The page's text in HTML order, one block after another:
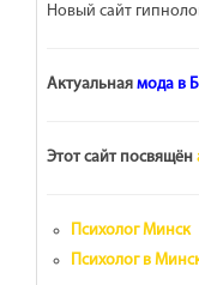
Новый сайт
Актуальная мода в
Этот сайт посвящён
Психолог Минск
Психолог в